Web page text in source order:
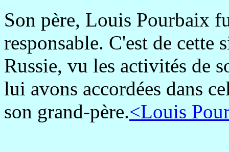
Son père, Louis Pourbaix
responsable. C'est de cette
Russie, vu les activités de
lui avons accordées dans
son grand-père.<Louis